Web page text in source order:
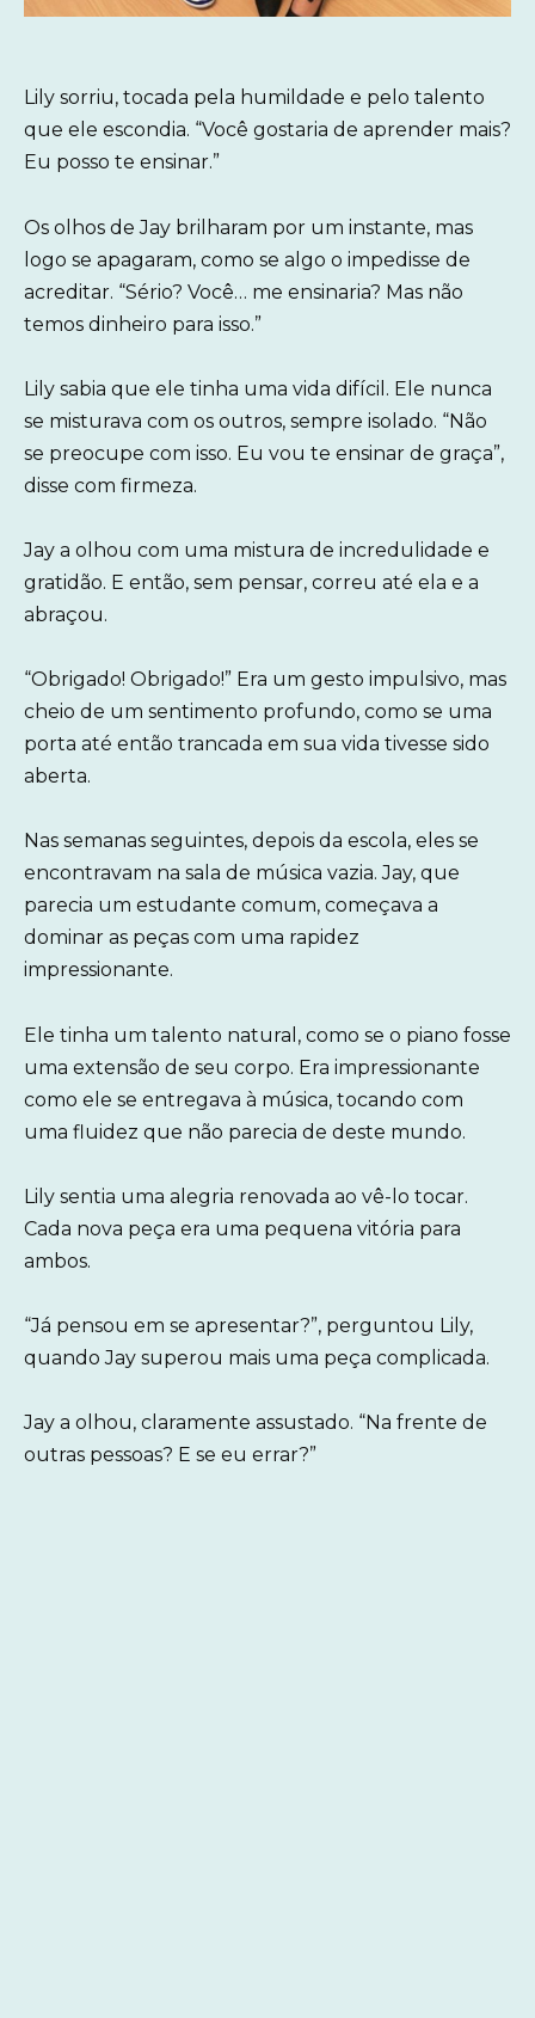
Lily sorriu, tocada pela humildade e pelo talento
que ele escondia. “Você gostaria de aprender mais?
Eu posso te ensinar.”
Os olhos de Jay brilharam por um instante, mas
logo se apagaram, como se algo o impedisse de
acreditar. “Sério? Você… me ensinaria? Mas não
temos dinheiro para isso.”
Lily sabia que ele tinha uma vida difícil. Ele nunca
se misturava com os outros, sempre isolado. “Não
se preocupe com isso. Eu vou te ensinar de graça”,
disse com firmeza.
Jay a olhou com uma mistura de incredulidade e
gratidão. E então, sem pensar, correu até ela e a
abraçou.
“Obrigado! Obrigado!” Era um gesto impulsivo, mas
cheio de um sentimento profundo, como se uma
porta até então trancada em sua vida tivesse sido
aberta.
Nas semanas seguintes, depois da escola, eles se
encontravam na sala de música vazia. Jay, que
parecia um estudante comum, começava a
dominar as peças com uma rapidez
impressionante.
Ele tinha um talento natural, como se o piano fosse
uma extensão de seu corpo. Era impressionante
como ele se entregava à música, tocando com
uma fluidez que não parecia de deste mundo.
Lily sentia uma alegria renovada ao vê-lo tocar.
Cada nova peça era uma pequena vitória para
ambos.
“Já pensou em se apresentar?”, perguntou Lily,
quando Jay superou mais uma peça complicada.
Jay a olhou, claramente assustado. “Na frente de
outras pessoas? E se eu errar?”